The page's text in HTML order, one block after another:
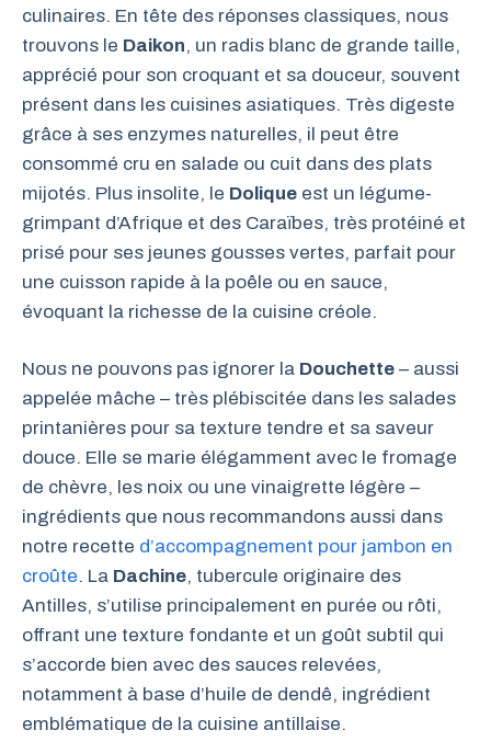
culinaires. En tête des réponses classiques, nous
trouvons le Daikon, un radis blanc de grande taille,
apprécié pour son croquant et sa douceur, souvent
présent dans les cuisines asiatiques. Très digeste
grâce à ses enzymes naturelles, il peut être
consommé cru en salade ou cuit dans des plats
mijotés. Plus insolite, le Dolique est un légume-
grimpant d’Afrique et des Caraïbes, très protéiné et
prisé pour ses jeunes gousses vertes, parfait pour
une cuisson rapide à la poêle ou en sauce,
évoquant la richesse de la cuisine créole.
Nous ne pouvons pas ignorer la Douchette – aussi
appelée mâche – très plébiscitée dans les salades
printanières pour sa texture tendre et sa saveur
douce. Elle se marie élégamment avec le fromage
de chèvre, les noix ou une vinaigrette légère –
ingrédients que nous recommandons aussi dans
notre recette d’accompagnement pour jambon en
croûte. La Dachine, tubercule originaire des
Antilles, s’utilise principalement en purée ou rôti,
offrant une texture fondante et un goût subtil qui
s’accorde bien avec des sauces relevées,
notamment à base d’huile de dendê, ingrédient
emblématique de la cuisine antillaise.